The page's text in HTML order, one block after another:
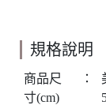
規格說明
商品尺
寸(cm)
：